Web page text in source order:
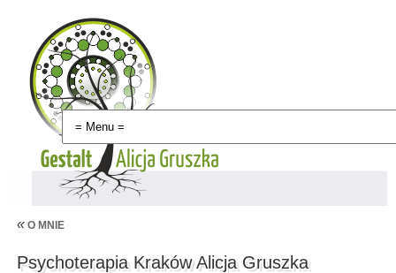
«O MNIE
Psychoterapia Kraków Alicja Gruszka